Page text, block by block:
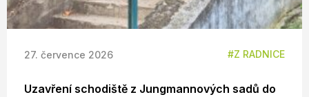
27. července 2026 Z RADNICE
Uzavření schodiště z Jungmannových sadů do